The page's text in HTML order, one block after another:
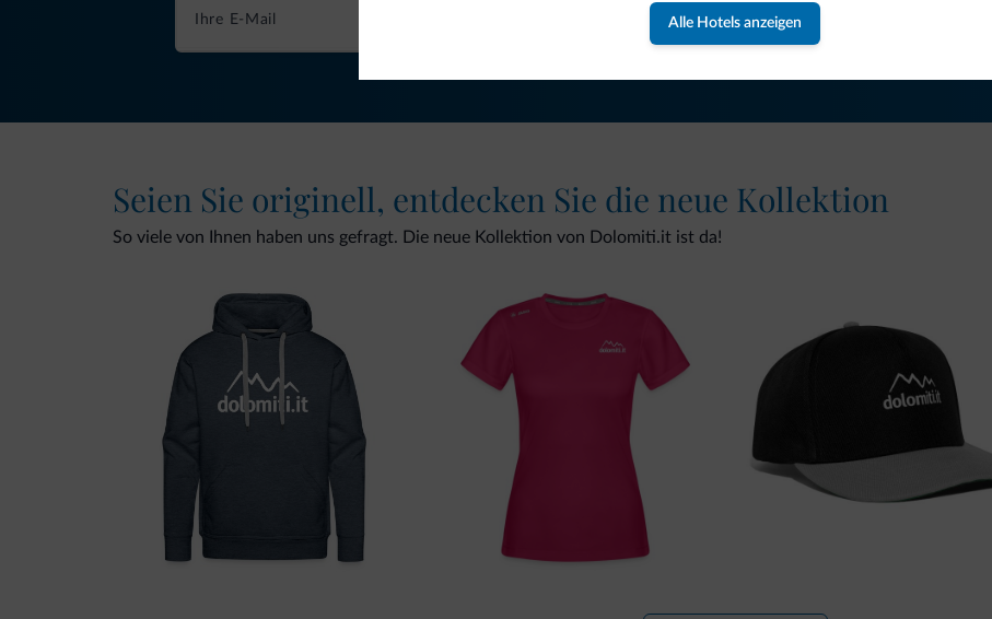
Alle Hotels anzeigen
NEWSLETTER ABONNIEREN
Seien Sie originell, entdecken Sie die neue Kollektion
So viele von Ihnen haben uns gefragt. Die neue Kollektion von Dolomiti.it ist da!